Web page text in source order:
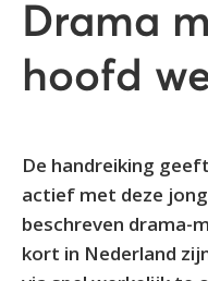
Drama
hoofd
De handreiking
actief met deze
beschreven drama-
kort in Nederland